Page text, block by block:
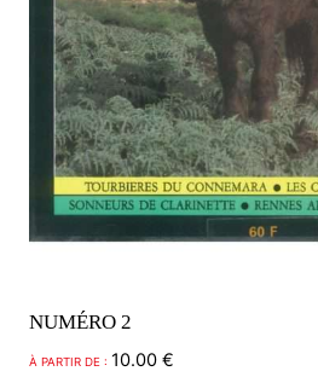
NUMÉRO 2
À PARTIR DE : 10.00 €